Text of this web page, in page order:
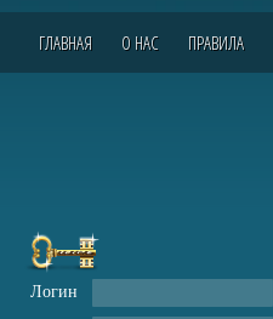
ГЛАВНАЯ О НАС ПРАВИЛА
Логин